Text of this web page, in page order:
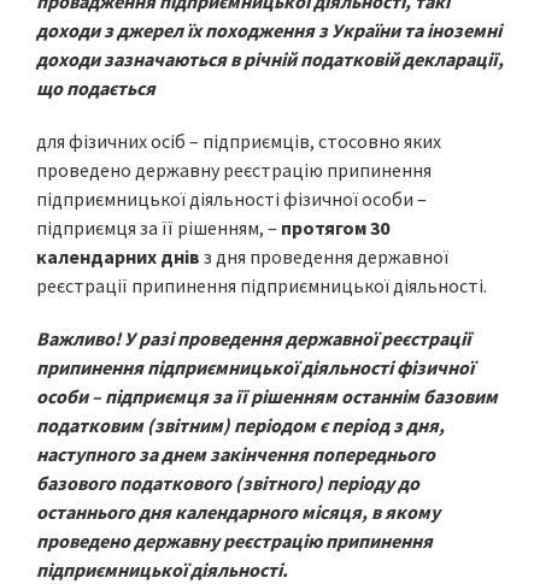
доходи з джерел їх походження з України та іноземні
доходи зазначаються в річній податковій декларації,
що подається
для фізичних осіб – підприємців, стосовно яких
проведено державну реєстрацію припинення
підприємницької діяльності фізичної особи –
підприємця за її рішенням, – протягом 30
календарних днів з дня проведення державної
реєстрації припинення підприємницької діяльності.
Важливо! У разі проведення державної реєстрації
припинення підприємницької діяльності фізичної
особи – підприємця за її рішенням останнім базовим
податковим (звітним) періодом є період з дня,
наступного за днем закінчення попереднього
базового податкового (звітного) періоду до
останнього дня календарного місяця, в якому
проведено державну реєстрацію припинення
підприємницької діяльності.